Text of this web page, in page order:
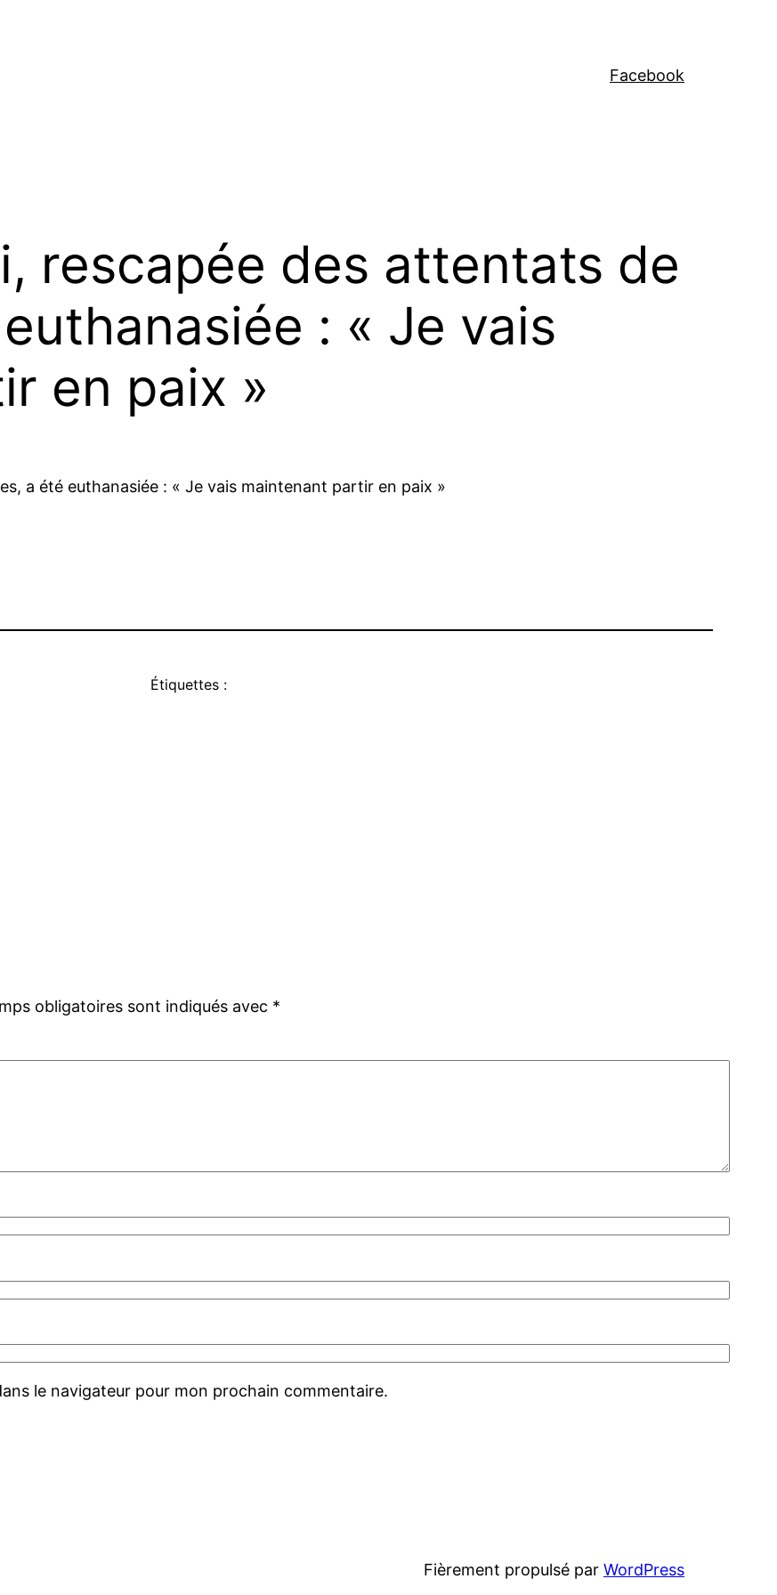
Facebook
rescapée des attentats de
: « Je vais
en paix »
a été euthanasiée : « Je vais maintenant partir en paix »
Étiquettes :
obligatoires sont indiqués avec *
le navigateur pour mon prochain commentaire.
Fièrement propulsé par WordPress